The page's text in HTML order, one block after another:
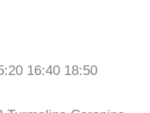
16:40 18:50